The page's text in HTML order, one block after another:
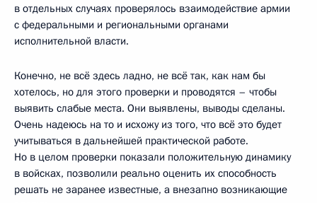
в отдельных случаях проверялось взаимодействие армии
с федеральными и региональными органами
исполнительной власти.
Конечно, не всё здесь ладно, не всё так, как нам бы
хотелось, но для этого проверки и проводятся – чтобы
выявить слабые места. Они выявлены, выводы сделаны.
Очень надеюсь на то и исхожу из того, что всё это будет
учитываться в дальнейшей практической работе.
Но в целом проверки показали положительную динамику
в войсках, позволили реально оценить их способность
решать не заранее известные, а внезапно возникающие